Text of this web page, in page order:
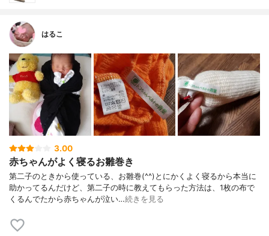
はるこ
3.00
赤ちゃんがよく寝るお雛巻き
第二子のときから使っている、お雛巻(^^)とにかくよく寝るから本当に
助かってるんだけど、第二子の時に教えてもらった方法は、1枚の布で
くるんでたから赤ちゃんが泣い…続きを見る